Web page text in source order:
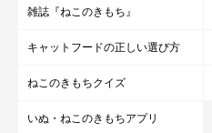
雑誌『ねこのきもち』
キャットフードの正しい選び方
ねこのきもちクイズ
いぬ・ねこのきもちアプリ